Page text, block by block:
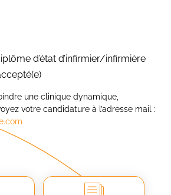
d’état d’infirmier/infirmière
une clinique dynamique,
votre candidature à l’adresse mail :